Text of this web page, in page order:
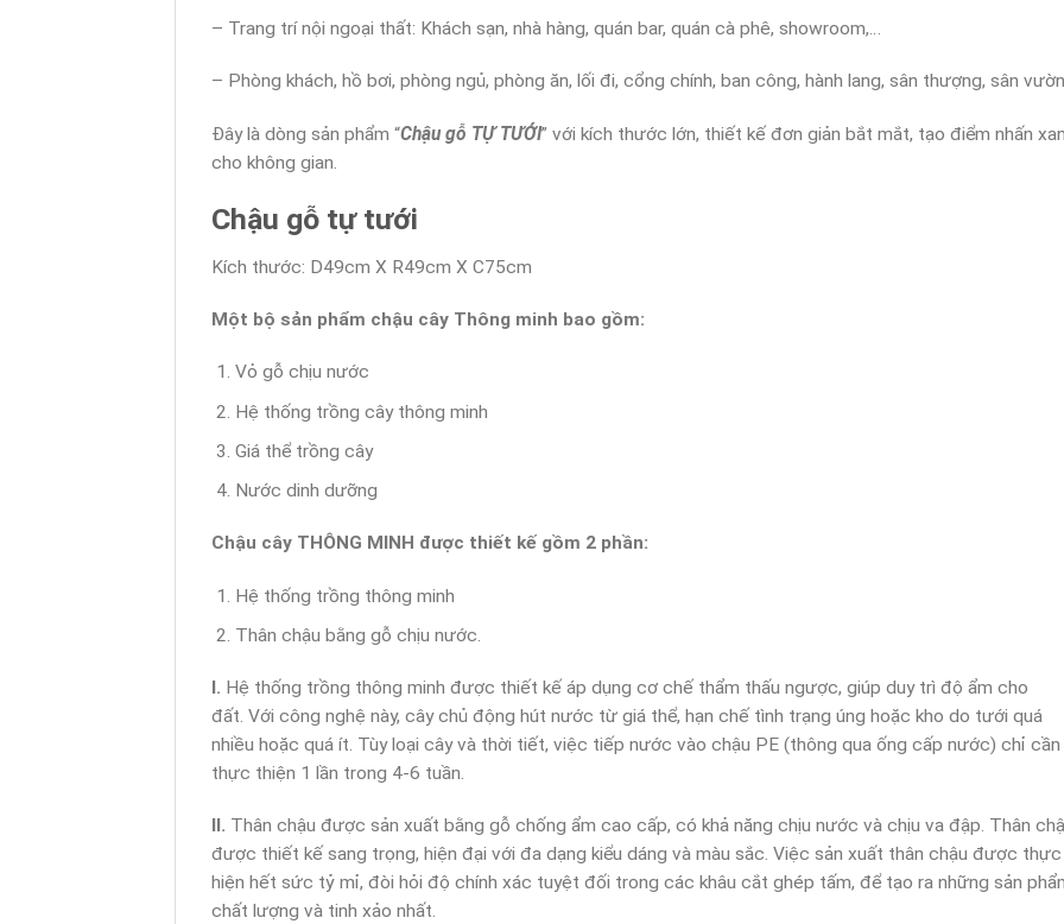
– Trang trí nội ngoại thất: Khách sạn, nhà hàng, quán bar, quán cà phê, showroom,…
– Phòng khách, hồ bơi, phòng ngủ, phòng ăn, lối đi, cổng chính, ban công, hành lang, sân thượng, sân
Đây là dòng sản phẩm “Chậu gỗ TỰ TƯỚI” với kích thước lớn, thiết kế đơn giản bắt mắt, tạo điểm nhấn
cho không gian.
Chậu gỗ tự tưới
Kích thước: D49cm X R49cm X C75cm
Một bộ sản phẩm chậu cây Thông minh bao gồm:
Vỏ gỗ chịu nước
Hệ thống trồng cây thông minh
Giá thể trồng cây
Nước dinh dưỡng
Chậu cây THÔNG MINH được thiết kế gồm 2 phần:
Hệ thống trồng thông minh
Thân chậu bằng gỗ chịu nước.
I. Hệ thống trồng thông minh được thiết kế áp dụng cơ chế thẩm thấu ngược, giúp duy trì độ ẩm cho
đất. Với công nghệ này, cây chủ động hút nước từ giá thể, hạn chế tình trạng úng hoặc kho do tưới quá
nhiều hoặc quá ít. Tùy loại cây và thời tiết, việc tiếp nước vào chậu PE (thông qua ống cấp nước) chỉ cần
thực thiện 1 lần trong 4-6 tuần.
II. Thân chậu được sản xuất bằng gỗ chống ẩm cao cấp, có khả năng chịu nước và chịu va đập. Thân
được thiết kế sang trọng, hiện đại với đa dạng kiểu dáng và màu sắc. Việc sản xuất thân chậu được thực
hiện hết sức tỷ mỉ, đòi hỏi độ chính xác tuyệt đối trong các khâu cắt ghép tấm, để tạo ra những sản
chất lượng và tinh xảo nhất.